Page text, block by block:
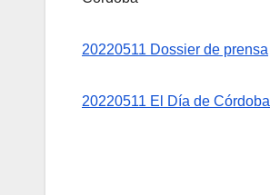
20220511 Dossier de prensa
20220511 El Día de Córdoba